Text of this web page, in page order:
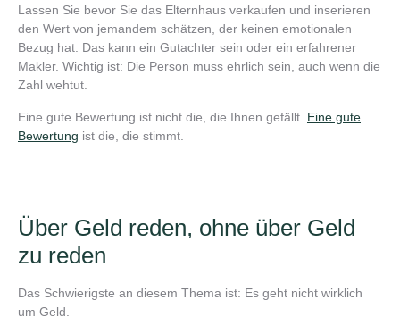
Lassen Sie bevor Sie das Elternhaus verkaufen und inserieren
den Wert von jemandem schätzen, der keinen emotionalen
Bezug hat. Das kann ein Gutachter sein oder ein erfahrener
Makler. Wichtig ist: Die Person muss ehrlich sein, auch wenn die
Zahl wehtut.
Eine gute Bewertung ist nicht die, die Ihnen gefällt. Eine gute
Bewertung ist die, die stimmt.
Über Geld reden, ohne über Geld
zu reden
Das Schwierigste an diesem Thema ist: Es geht nicht wirklich
um Geld.